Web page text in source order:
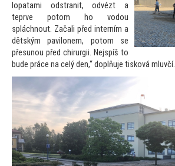
lopatami odstranit, odvézt a
teprve potom ho vodou
spláchnout. Začali před interním a
dětským pavilonem, potom se
přesunou před chirurgii. Nejspíš to
bude práce na celý den,“ doplňuje tisková mluvčí.